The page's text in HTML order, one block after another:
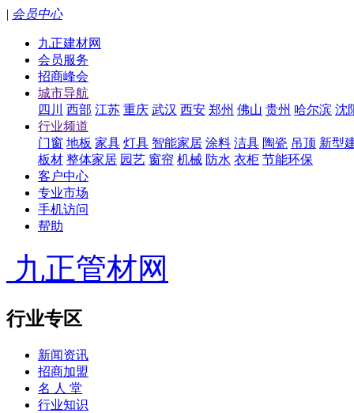
| 会员中心
九正建材网
会员服务
招商峰会
城市导航
四川
西部 江苏 重庆 武汉 西安 郑州 佛山 贵州 哈尔滨 沈
行业频道
门窗 地板 家具 灯具 智能家居 涂料 洁具 陶瓷 吊顶 新型
板材 整体家居 园艺 窗帘 机械 防水 衣柜 节能环保
客户中心
专业市场
手机访问
帮助
九正管材网
行业专区
新闻资讯
招商加盟
名 人 堂
行业知识